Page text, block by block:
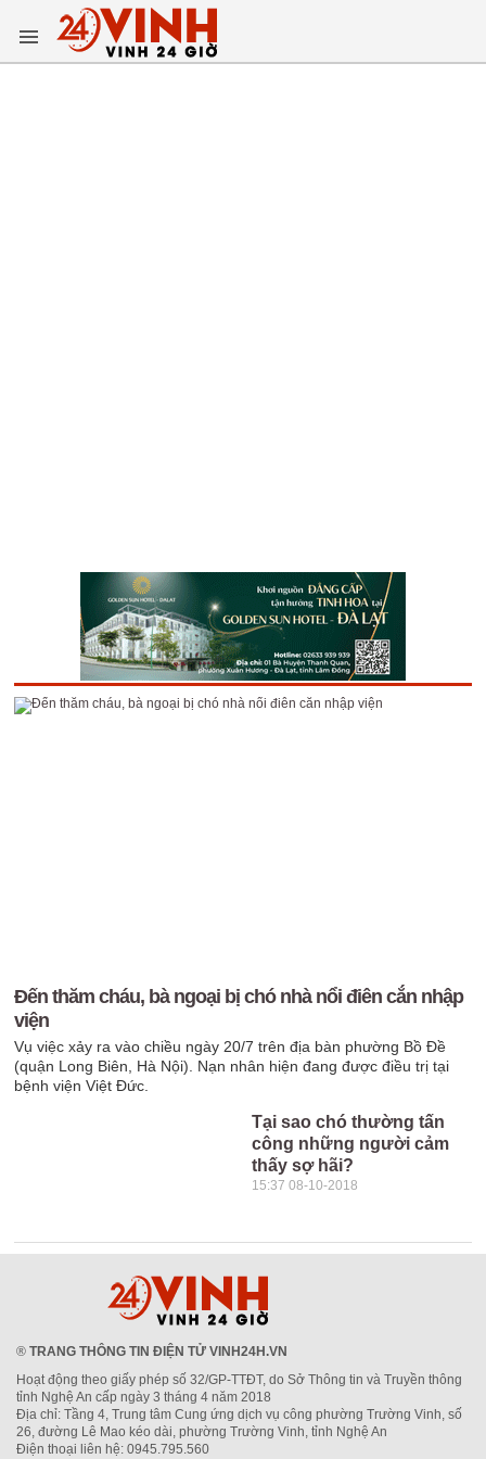
Đến thăm cháu, bà ngoại bị chó nhà nổi điên cắn nhập
viện
Vụ việc xảy ra vào chiều ngày 20/7 trên địa bàn phường Bồ Đề
(quận Long Biên, Hà Nội). Nạn nhân hiện đang được điều trị tại
bệnh viện Việt Đức.
Tại sao chó thường tấn
công những người cảm
thấy sợ hãi?
15:37 08-10-2018
® TRANG THÔNG TIN ĐIỆN TỬ VINH24H.VN
Hoạt động theo giấy phép số 32/GP-TTĐT, do Sở Thông tin và Truyền thông
tỉnh Nghệ An cấp ngày 3 tháng 4 năm 2018
Địa chỉ: Tầng 4, Trung tâm Cung ứng dịch vụ công phường Trường Vinh, số
26, đường Lê Mao kéo dài, phường Trường Vinh, tỉnh Nghệ An
Điện thoại liên hệ: 0945.795.560